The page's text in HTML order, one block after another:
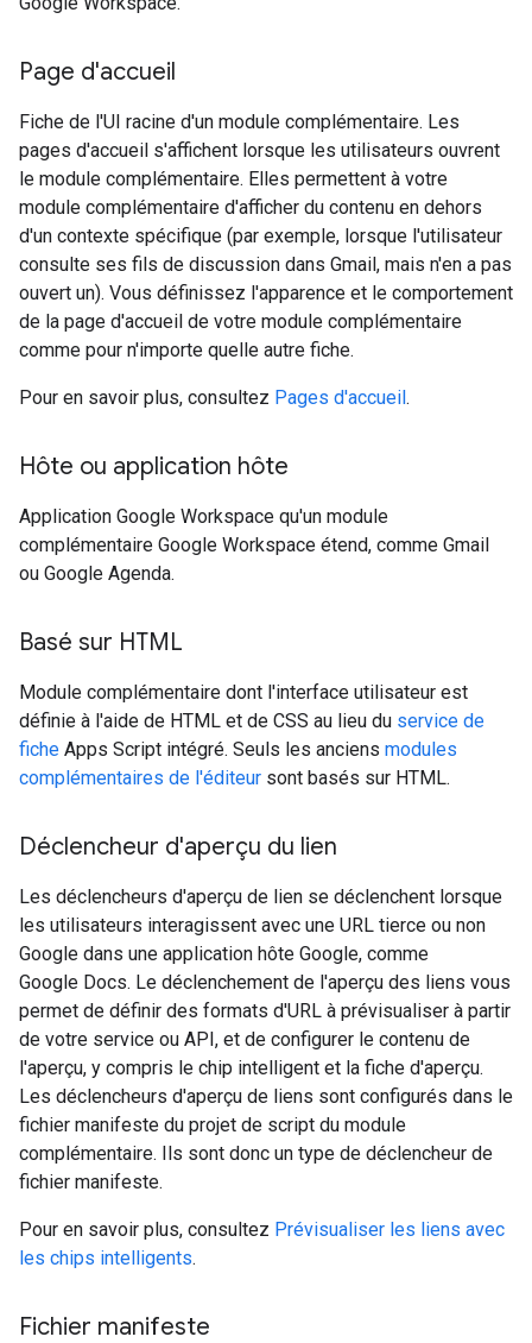
Page d'accueil
Fiche de l'UI racine d'un module complémentaire. Les
pages d'accueil s'affichent lorsque les utilisateurs ouvrent
le module complémentaire. Elles permettent à votre
module complémentaire d'afficher du contenu en dehors
d'un contexte spécifique (par exemple, lorsque l'utilisateur
consulte ses fils de discussion dans Gmail, mais n'en a pas
ouvert un). Vous définissez l'apparence et le comportement
de la page d'accueil de votre module complémentaire
comme pour n'importe quelle autre fiche.
Pour en savoir plus, consultez Pages d'accueil.
Hôte ou application hôte
Application Google Workspace qu'un module
complémentaire Google Workspace étend, comme Gmail
ou Google Agenda.
Basé sur HTML
Module complémentaire dont l'interface utilisateur est
définie à l'aide de HTML et de CSS au lieu du service de
fiche Apps Script intégré. Seuls les anciens modules
complémentaires de l'éditeur sont basés sur HTML.
Déclencheur d'aperçu du lien
Les déclencheurs d'aperçu de lien se déclenchent lorsque
les utilisateurs interagissent avec une URL tierce ou non
Google dans une application hôte Google, comme
Google Docs. Le déclenchement de l'aperçu des liens vous
permet de définir des formats d'URL à prévisualiser à partir
de votre service ou API, et de configurer le contenu de
l'aperçu, y compris le chip intelligent et la fiche d'aperçu.
Les déclencheurs d'aperçu de liens sont configurés dans le
fichier manifeste du projet de script du module
complémentaire. Ils sont donc un type de déclencheur de
fichier manifeste.
Pour en savoir plus, consultez Prévisualiser les liens avec
les chips intelligents.
Fichier manifeste